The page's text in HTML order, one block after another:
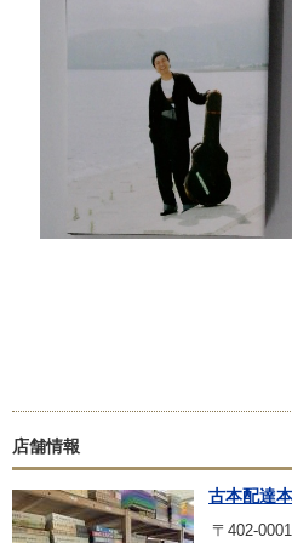
店舗情報
古本配達
〒402-0001